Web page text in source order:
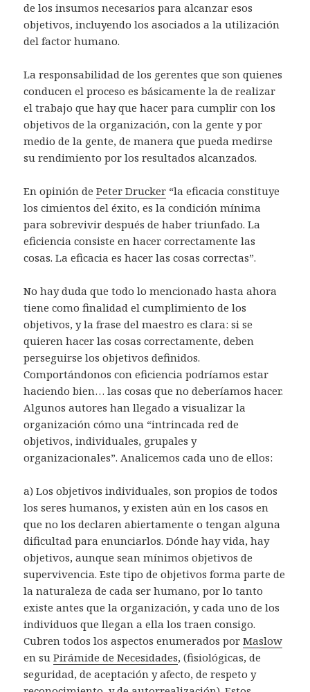
de los insumos necesarios para alcanzar esos
objetivos, incluyendo los asociados a la utilización
del factor humano.
La responsabilidad de los gerentes que son quienes
conducen el proceso es básicamente la de realizar
el trabajo que hay que hacer para cumplir con los
objetivos de la organización, con la gente y por
medio de la gente, de manera que pueda medirse
su rendimiento por los resultados alcanzados.
En opinión dePeter Drucker “la eficacia constituye
los cimientos del éxito, es la condición mínima
para sobrevivir después de haber triunfado. La
eficiencia consiste en hacer correctamente las
cosas. La eficacia es hacer las cosas correctas”.
No hay duda que todo lo mencionado hasta ahora
tiene como finalidad el cumplimiento de los
objetivos, y la frase del maestro es clara: si se
quieren hacer las cosas correctamente, deben
perseguirse los objetivos definidos.
Comportándonos con eficiencia podríamos estar
haciendo bien… las cosas que no deberíamos hacer.
Algunos autores han llegado a visualizar la
organización cómo una “intrincada red de
objetivos, individuales, grupales y
organizacionales”. Analicemos cada uno de ellos:
a) Los objetivos individuales, son propios de todos
los seres humanos, y existen aún en los casos en
que no los declaren abiertamente o tengan alguna
dificultad para enunciarlos. Dónde hay vida, hay
objetivos, aunque sean mínimos objetivos de
supervivencia. Este tipo de objetivos forma parte de
la naturaleza de cada ser humano, por lo tanto
existe antes que la organización, y cada uno de los
individuos que llegan a ella los traen consigo.
Cubren todos los aspectos enumerados porMaslow
en suPirámide de Necesidades, (fisiológicas, de
seguridad, de aceptación y afecto, de respeto y